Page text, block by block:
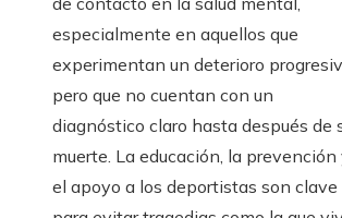
especialmente en aquellos que
experimentan un deterioro
pero que no cuentan con un
diagnóstico claro hasta después de
muerte. La educación, la prevención
el apoyo a los deportistas son clave